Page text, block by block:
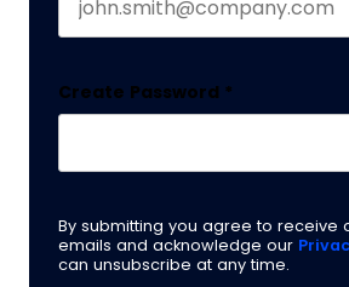
Create Password *
By submitting you agree to receive
emails and acknowledge our
can unsubscribe at any time.